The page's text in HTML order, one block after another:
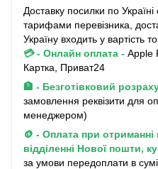
Доставку посилки по
тарифами перевізника,
Україну входить у вартість
💳 - Онлайн оплата - Apple
Картка, Приват24
🏦 - Безготівковий
замовлення реквізити для
менеджером)
🪙 - Оплата при отриманні
відділенні Нової пошти,
за умови передоплати в